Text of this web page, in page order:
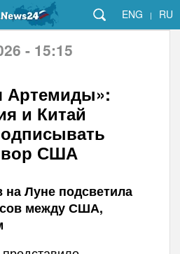
ENG | RU
- 15:15
Артемиды»:
и Китай
США
Луне подсветила
между США,